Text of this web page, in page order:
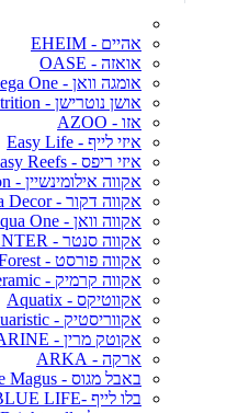
אהיים - EHEIM
אואזה - OASE
אומגה וואן - Omega One
אושן נוטרישן - Ocean Nutrition
אזו - AZOO
איזי לייף - Easy Life
איזי ריפס - Easy Reefs
אקווה אילומינשיין - AI Aqua Illumination
אקווה דקור - Aqua Decor
אקווה וואן - Aqua One
אקווה סנטר - AQUA CENTER
אקווה פורסט - Aqua Forest
אקווה קרמיק - Aqua Ceramic
אקווטיקס - Aquatix
אקווריסטיק - Aquaristic
אקוטק מרין - ECOTECH MARINE
ארקה - ARKA
באבל מגוס - Bubble Magus
בלו לייף -BLUE LIFE